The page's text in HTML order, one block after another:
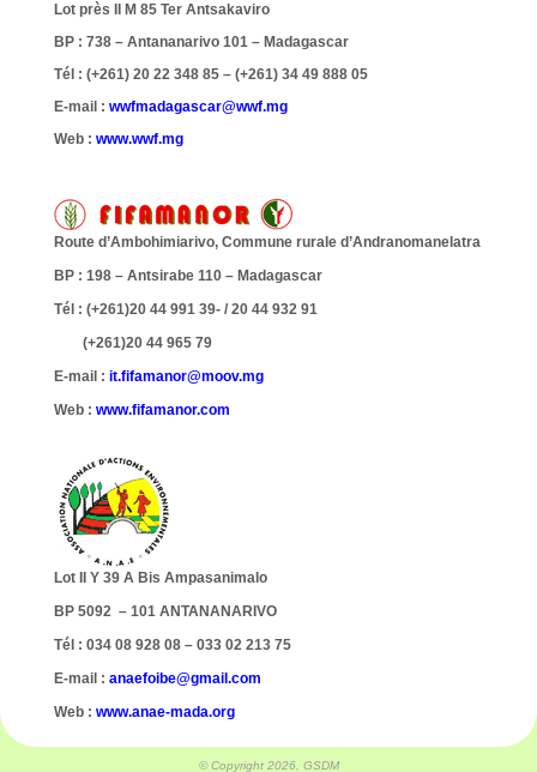
Lot près II M 85 Ter Antsakaviro
BP : 738 – Antananarivo 101 – Madagascar
Tél : (+261) 20 22 348 85 – (+261) 34 49 888 05
E-mail : wwfmadagascar@wwf.mg
Web : www.wwf.mg
Route d’Ambohimiarivo, Commune rurale d’Andranomanelatra
BP : 198 – Antsirabe 110 – Madagascar
Tél : (+261)20 44 991 39- / 20 44 932 91
(+261)20 44 965 79
E-mail : it.fifamanor@moov.mg
Web : www.fifamanor.com
Lot II Y 39 A Bis Ampasanimalo
BP 5092 – 101 ANTANANARIVO
Tél : 034 08 928 08 – 033 02 213 75
E-mail : anaefoibe@gmail.com
Web : www.anae-mada.org
© Copyright 2026, GSDM